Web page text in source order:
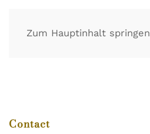
Zum Hauptinhalt springen
Contact